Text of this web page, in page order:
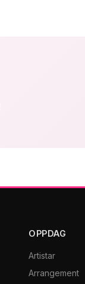
OPPDAG
Artistar
Arrangement